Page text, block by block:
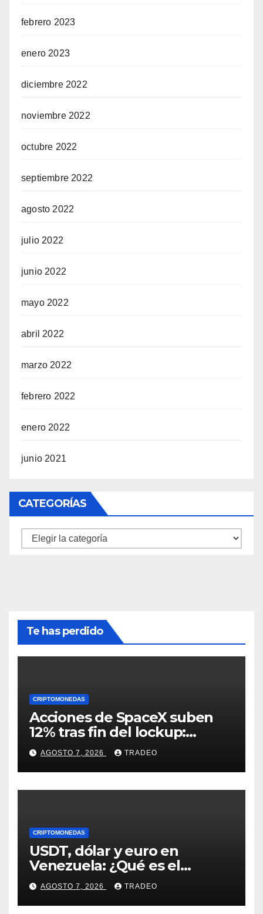
febrero 2023
enero 2023
diciembre 2022
noviembre 2022
octubre 2022
septiembre 2022
agosto 2022
julio 2022
junio 2022
mayo 2022
abril 2022
marzo 2022
febrero 2022
enero 2022
junio 2021
CATEGORÍAS
Categorías
Te has perdido
CRIPTOMONEDAS
Acciones de SpaceX suben
12% tras fin del lockup:
¿Hasta dónde podrían llegar
en agosto?
AGOSTO 7, 2026 TRADEO
CRIPTOMONEDAS
USDT, dólar y euro en
Venezuela: ¿Qué es el
fenómeno “Rockets and
Feathers”?
AGOSTO 7, 2026 TRADEO